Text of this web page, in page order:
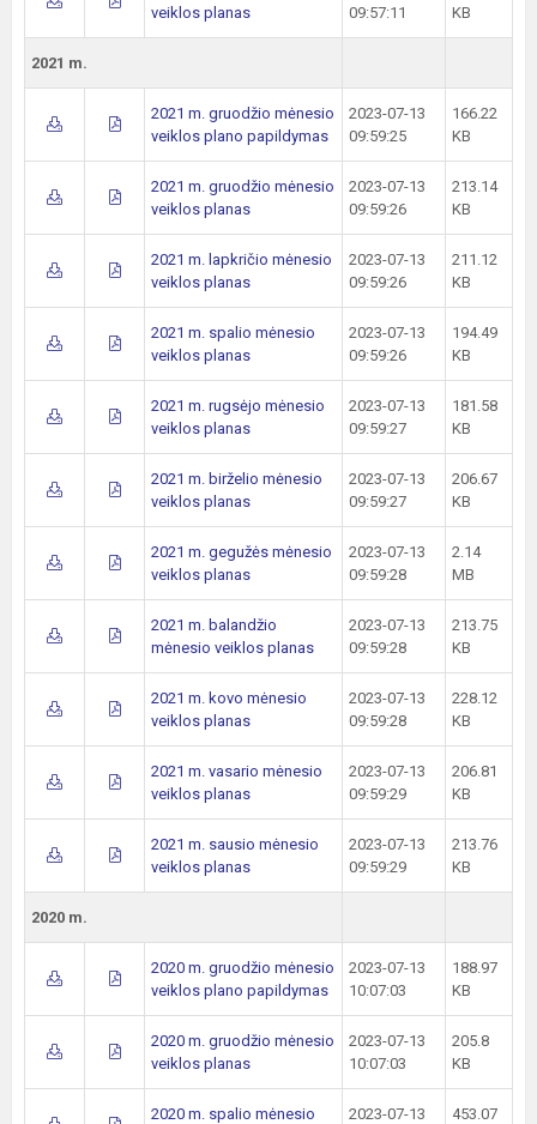
veiklos planas
09:57:11
KB
2021 m.
2021 m. gruodžio mėnesio
veiklos plano papildymas
2023-07-13
09:59:25
166.22
KB
2021 m. gruodžio mėnesio
veiklos planas
2023-07-13
09:59:26
213.14
KB
2021 m. lapkričio mėnesio
veiklos planas
2023-07-13
09:59:26
211.12
KB
2021 m. spalio mėnesio
veiklos planas
2023-07-13
09:59:26
194.49
KB
2021 m. rugsėjo mėnesio
veiklos planas
2023-07-13
09:59:27
181.58
KB
2021 m. birželio mėnesio
veiklos planas
2023-07-13
09:59:27
206.67
KB
2021 m. gegužės mėnesio
veiklos planas
2023-07-13
09:59:28
2.14
MB
2021 m. balandžio
mėnesio veiklos planas
2023-07-13
09:59:28
213.75
KB
2021 m. kovo mėnesio
veiklos planas
2023-07-13
09:59:28
228.12
KB
2021 m. vasario mėnesio
veiklos planas
2023-07-13
09:59:29
206.81
KB
2021 m. sausio mėnesio
veiklos planas
2023-07-13
09:59:29
213.76
KB
2020 m.
2020 m. gruodžio mėnesio
veiklos plano papildymas
2023-07-13
10:07:03
188.97
KB
2020 m. gruodžio mėnesio
veiklos planas
2023-07-13
10:07:03
205.8
KB
2020 m. spalio mėnesio
2023-07-13
453.07